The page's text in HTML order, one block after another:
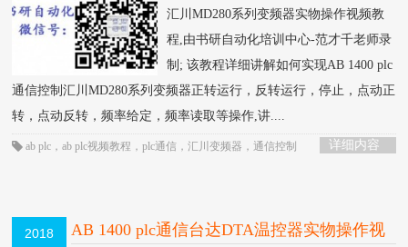
汇川MD280系列变频器实物操作视频教
程,由书研自动化培训中心-范才千老师录
制; 该教程详细讲解如何实现AB 1400 plc
通信控制汇川MD280系列变频器正转运行，反转运行，停止，点动正
转，点动反转，频率给定，频率读取等操作,讲....
详细内容
ab plc ，ab plc视频教程 ，plc通信 ，汇川变频器 ，通信控制
2018
AB 1400 plc通信台达DTA温控器实物操作视